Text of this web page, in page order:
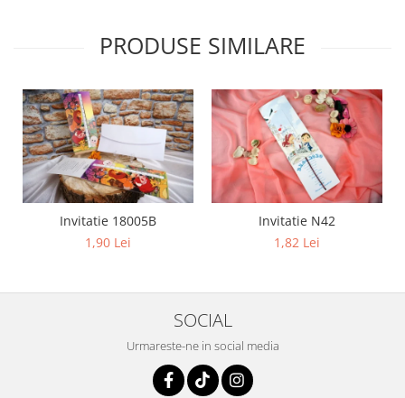
PRODUSE SIMILARE
Invitatie 18005B
1,90 Lei
Invitatie N42
1,82 Lei
SOCIAL
Urmareste-ne in social media